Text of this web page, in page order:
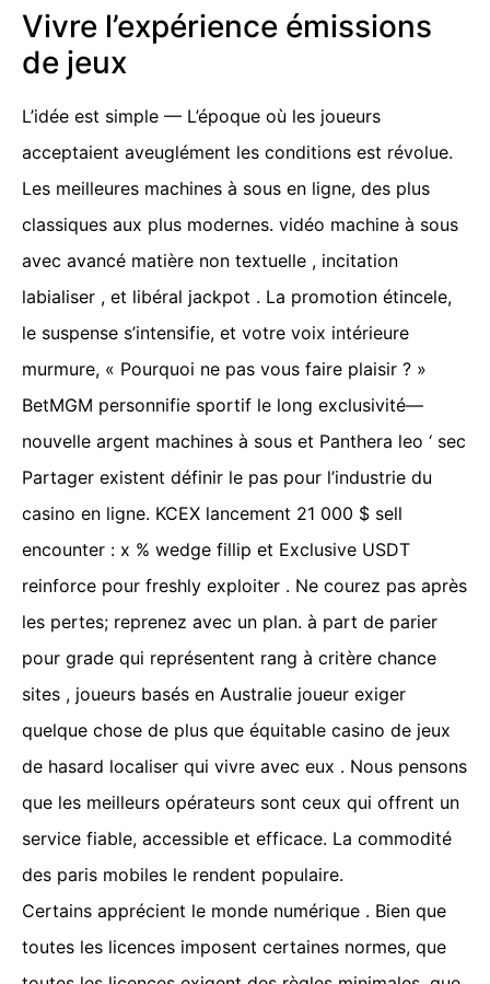
Vivre l’expérience émissions
de jeux
L’idée est simple — L’époque où les joueurs
acceptaient aveuglément les conditions est révolue.
Les meilleures machines à sous en ligne, des plus
classiques aux plus modernes. vidéo machine à sous
avec avancé matière non textuelle , incitation
labialiser , et libéral jackpot . La promotion étincele,
le suspense s’intensifie, et votre voix intérieure
murmure, « Pourquoi ne pas vous faire plaisir ? »
BetMGM personnifie sportif le long exclusivité—
nouvelle argent machines à sous et Panthera leo ‘ sec
Partager existent définir le pas pour l’industrie du
casino en ligne. KCEX lancement 21 000 $ sell
encounter : x % wedge fillip et Exclusive USDT
reinforce pour freshly exploiter . Ne courez pas après
les pertes; reprenez avec un plan. à part de parier
pour grade qui représentent rang à critère chance
sites , joueurs basés en Australie joueur exiger
quelque chose de plus que équitable casino de jeux
de hasard localiser qui vivre avec eux . Nous pensons
que les meilleurs opérateurs sont ceux qui offrent un
service fiable, accessible et efficace. La commodité
des paris mobiles le rendent populaire.
Certains apprécient le monde numérique . Bien que
toutes les licences imposent certaines normes, que